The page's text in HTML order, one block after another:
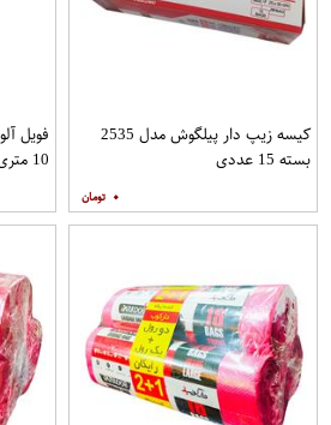
کیسه زیپ دار پیلگوش مدل 2535
بسته 15 عددی
۰
10 متری